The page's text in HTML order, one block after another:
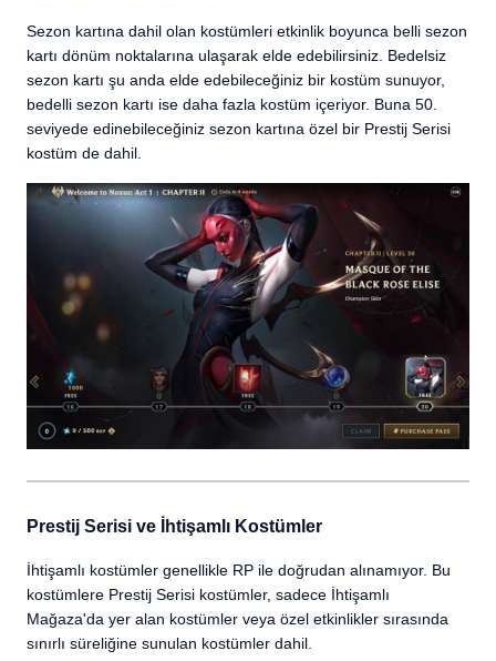
Sezon kartına dahil olan kostümleri etkinlik boyunca belli sezon
kartı dönüm noktalarına ulaşarak elde edebilirsiniz. Bedelsiz
sezon kartı şu anda elde edebileceğiniz bir kostüm sunuyor,
bedelli sezon kartı ise daha fazla kostüm içeriyor. Buna 50.
seviyede edinebileceğiniz sezon kartına özel bir Prestij Serisi
kostüm de dahil.
Prestij Serisi ve İhtişamlı Kostümler
İhtişamlı kostümler genellikle RP ile doğrudan alınamıyor. Bu
kostümlere Prestij Serisi kostümler, sadece İhtişamlı
Mağaza'da yer alan kostümler veya özel etkinlikler sırasında
sınırlı süreliğine sunulan kostümler dahil.